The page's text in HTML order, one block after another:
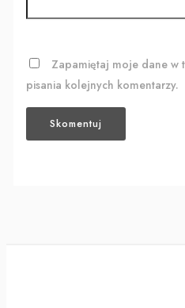
Zapamiętaj moje dane w
pisania kolejnych komentarzy.